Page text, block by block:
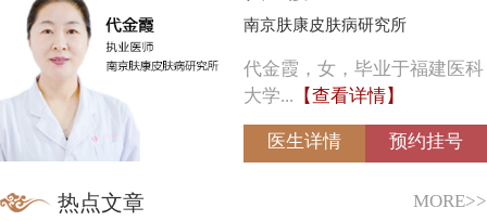
南京肤康皮肤病研究所
代金霞，女，毕业于福建医科
大学... 【查看详情】
医生详情 预约挂号
热点文章 MORE>>